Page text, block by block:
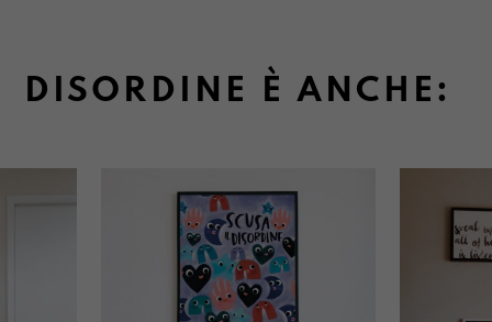
DISORDINE È ANCHE: